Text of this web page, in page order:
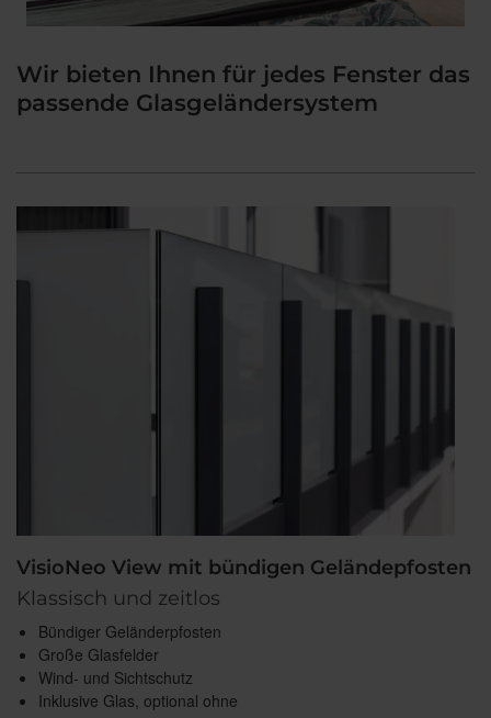
Wir bieten Ihnen für jedes Fenster das
passende Glasgeländersystem
VisioNeo View mit bündigen Geländepfosten
Klassisch und zeitlos
Bündiger Geländerpfosten
Große Glasfelder
Wind- und Sichtschutz
Inklusive Glas, optional ohne